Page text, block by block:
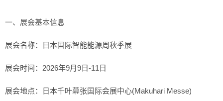
一、展会基本信息
展会名称：日本国际智能能源周秋季展
展会时间：2026年9月9日-11日
展会地点：日本千叶幕张国际会展中心(Makuhari Messe)